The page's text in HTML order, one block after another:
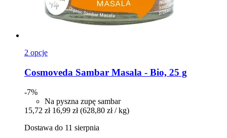
2 opcje
Cosmoveda Sambar Masala -​ Bio, 25 g
-7%
Na pyszna zupę sambar
15,72 zł 16,99 zł (628,80 zł / kg)
Dostawa do 11 sierpnia